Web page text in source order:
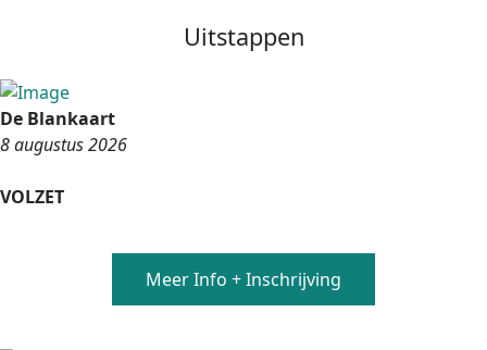
Uitstappen
De Blankaart
8 augustus 2026
VOLZET
Meer Info + Inschrijving